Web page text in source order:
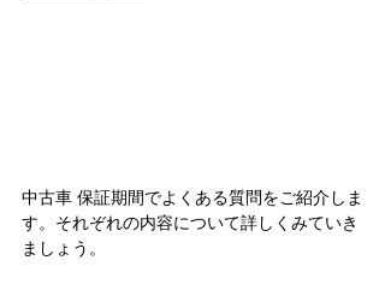
中古車 保証期間でよくある質問をご紹介しま
す。それぞれの内容について詳しくみていき
ましょう。